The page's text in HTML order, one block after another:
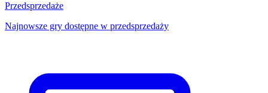
Przedsprzedaże
Najnowsze gry dostępne w przedsprzedaży